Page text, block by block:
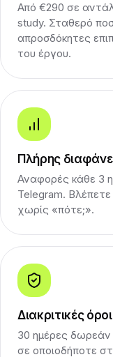
Από €290 σε
study. Σταθερό
απροσδόκητες
του έργου.
Πλήρης
Αναφορές κάθε 3
Telegram.
χωρίς «πότε;».
Διακριτικές
30 ημέρες
σε οποιοδήποτε